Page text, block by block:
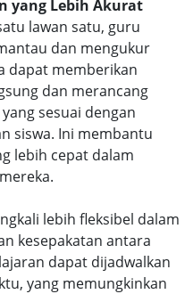
yang Lebih Akurat
lawan satu, guru
dan mengukur
dapat memberikan
dan merancang
sesuai dengan
siswa. Ini membantu
lebih cepat dalam
lebih fleksibel dalam
kesepakatan antara
dapat dijadwalkan
yang memungkinkan